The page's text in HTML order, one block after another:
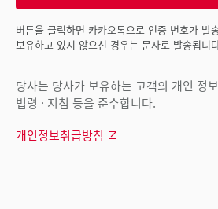
버튼을 클릭하면 카카오톡으로 인증 번호가 발
보유하고 있지 않으신 경우는 문자로 발송됩니
당사는 당사가 보유하는 고객의 개인 정
법령 · 지침 등을 준수합니다.
개인정보취급방침